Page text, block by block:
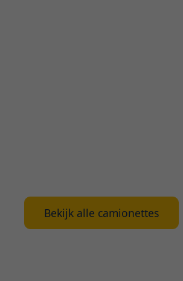
Bekijk alle camionettes